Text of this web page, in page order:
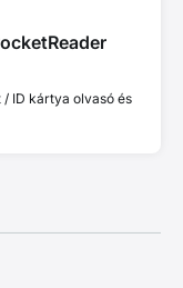
ID kártya olvasó és